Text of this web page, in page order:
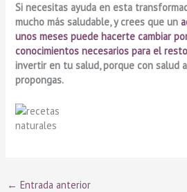
Si necesitas ayuda en esta
mucho más saludable, y crees que un
unos meses puede hacerte cambiar
conocimientos necesarios para el
invertir en tu salud, porque con salud
propongas.
← Entrada anterior